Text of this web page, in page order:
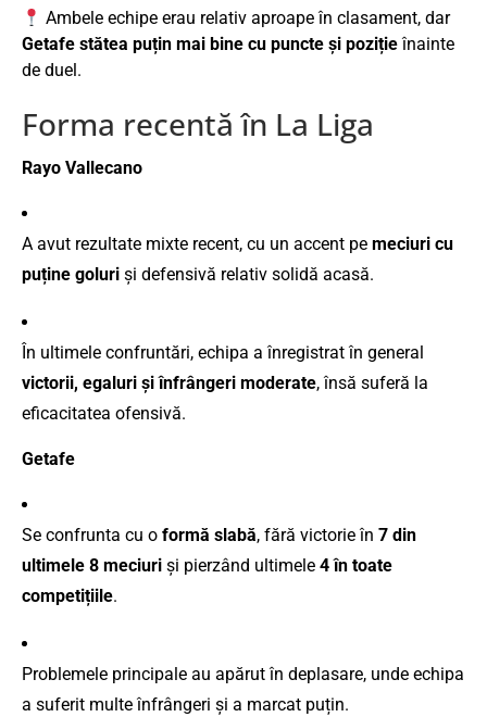
Ambele echipe erau relativ aproape în clasament, dar
Getafe stătea puțin mai bine cu puncte și pozițieînainte
de duel.
Forma recentă în La Liga
Rayo Vallecano
A avut rezultate mixte recent, cu un accent pe meciuri cu
puține goluri și defensivă relativ solidă acasă.
În ultimele confruntări, echipa a înregistrat în general
victorii, egaluri și înfrângeri moderate, însă suferă la
eficacitatea ofensivă.
Getafe
Se confrunta cu o formă slabă, fără victorie în 7 din
ultimele 8 meciuri și pierzând ultimele 4 în toate
competițiile.
Problemele principale au apărut în deplasare, unde echipa
a suferit multe înfrângeri și a marcat puțin.